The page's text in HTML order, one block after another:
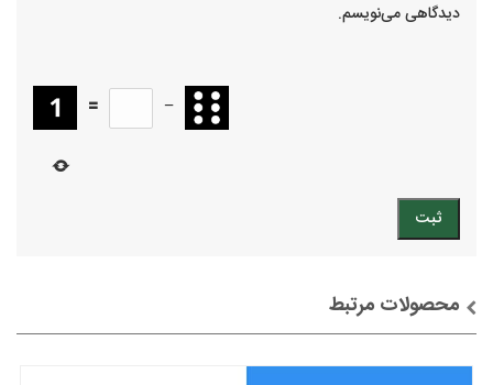
دیدگاهی می‌نویسم.
−
=
محصولات مرتبط
توضیحات + خرید